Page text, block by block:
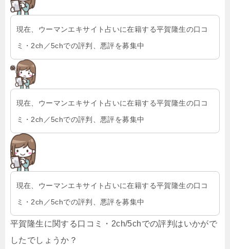
現在、ウーマンエキサイト占いに在籍する平賀隆生の口コ
ミ・2ch／5chでの評判、悪評を募集中
現在、ウーマンエキサイト占いに在籍する平賀隆生の口コ
ミ・2ch／5chでの評判、悪評を募集中
現在、ウーマンエキサイト占いに在籍する平賀隆生の口コ
ミ・2ch／5chでの評判、悪評を募集中
平賀隆生に関する口コミ・2ch/5chでの評判はいかがで
したでしょうか？